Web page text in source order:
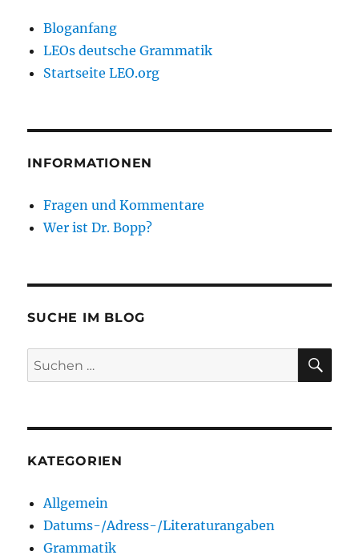
Bloganfang
LEOs deutsche Grammatik
Startseite LEO.org
INFORMATIONEN
Fragen und Kommentare
Wer ist Dr. Bopp?
SUCHE IM BLOG
Suchen
nach:
KATEGORIEN
Allgemein
Datums-/Adress-/Literaturangaben
Grammatik